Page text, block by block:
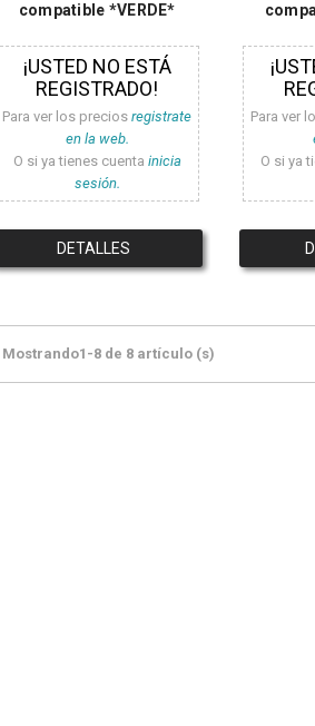
compatible *VERDE*
¡USTED NO ESTÁ
REGISTRADO!
Para ver los preciosregistrate
en la web.
O si ya tienes cuenta inicia
sesión.
DETALLES
Para ver
O si ya
Mostrando1-8 de 8 artículo (s)